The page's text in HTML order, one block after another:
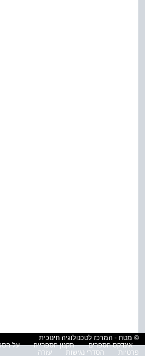
© מטח - המרכז לטכנולוגיה חינוכית
אינדקס הספרים
תקנון הספרייה על
פרטיות
הסדרי נגישות עזרה